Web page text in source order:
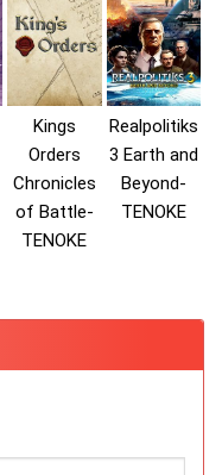
Kings
Orders
Chronicles
of Battle-
TENOKE
Realpolitiks
3 Earth and
Beyond-
TENOKE